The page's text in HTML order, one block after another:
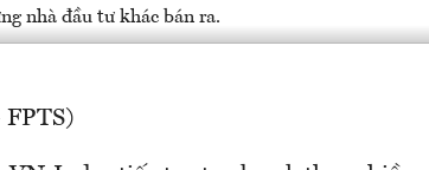
nhà đầu tư khác bán ra.
FPTS)